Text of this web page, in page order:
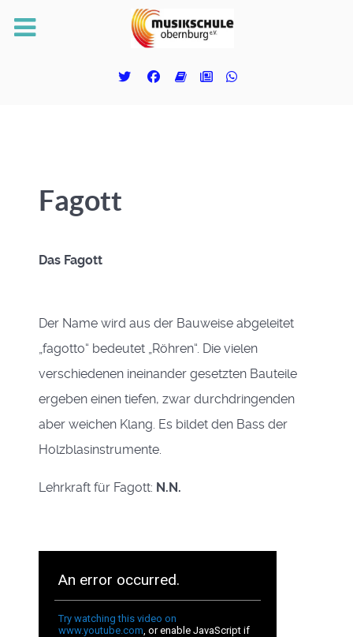
Fagott
Das Fagott
Der Name wird aus der Bauweise abgeleitet
„fagotto“ bedeutet „Röhren“. Die vielen
verschiedenen ineinander gesetzten Bauteile
ergeben einen tiefen, zwar durchdringenden
aber weichen Klang. Es bildet den Bass der
Holzblasinstrumente.
Lehrkraft für Fagott: N.N.